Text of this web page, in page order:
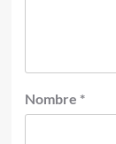
Nombre *